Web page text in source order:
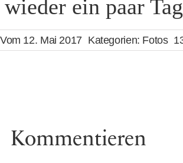
wieder ein paar
Vom 12. Mai 2017 Kategorien: Fotos
Kommentieren